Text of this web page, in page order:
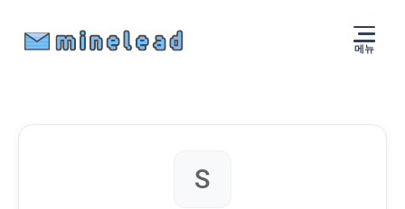
메뉴
S